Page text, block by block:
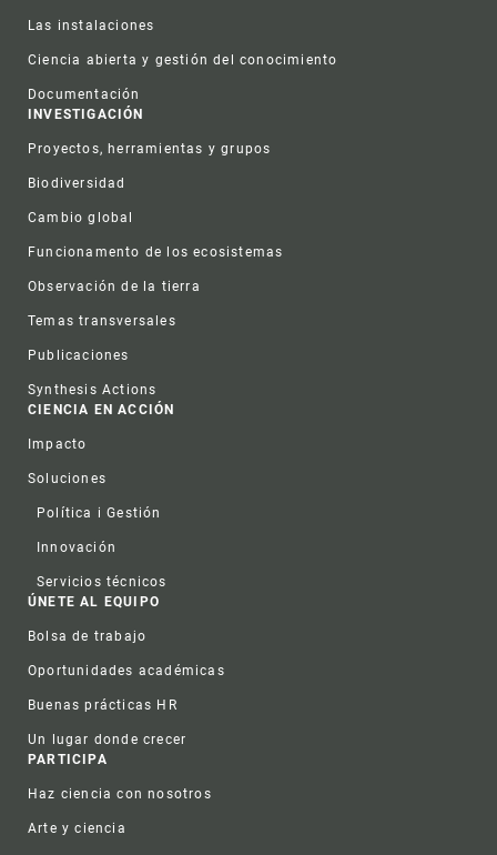
Las instalaciones
Ciencia abierta y gestión del conocimiento
Documentación
INVESTIGACIÓN
Proyectos, herramientas y grupos
Biodiversidad
Cambio global
Funcionamento de los ecosistemas
Observación de la tierra
Temas transversales
Publicaciones
Synthesis Actions
CIENCIA EN ACCIÓN
Impacto
Soluciones
Política i Gestión
Innovación
Servicios técnicos
ÚNETE AL EQUIPO
Bolsa de trabajo
Oportunidades académicas
Buenas prácticas HR
Un lugar donde crecer
PARTICIPA
Haz ciencia con nosotros
Arte y ciencia